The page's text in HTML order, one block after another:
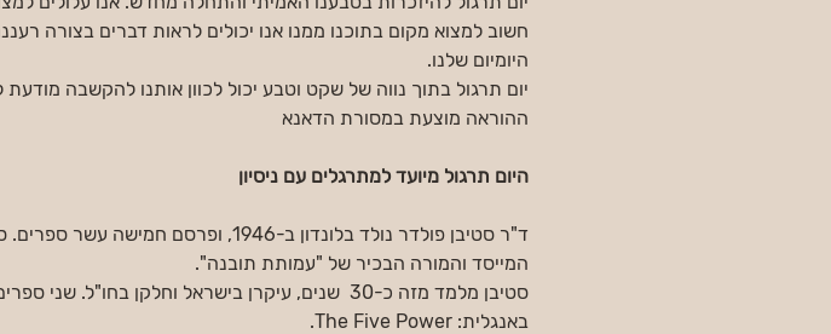
חשוב למצוא מקום בתוכנו ממנו אנו יכולים לראות דברים בצורה
היומיום שלנו.
יום תרגול בתוך נווה של שקט וטבע יכול לכוון אותנו להקשבה
ההוראה מוצעת במסורת הדאנא
היום תרגול מיועד למתרגלים עם ניסיון
ד"ר סטיבן פולדר נולד בלונדון ב-1946,
המייסד והמורה הבכיר של "עמותת תובנה".
סטיבן מלמד מזה כ-30  שנים, עיקרן בישראל וחלקן
באנגלית: The Five Power.